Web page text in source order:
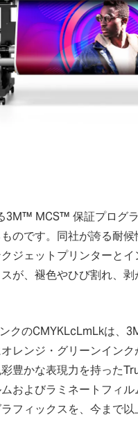
3M™ MCS™ 保証プログ
のです。同社が誇る耐
ジェットプリンターと
が、褪色やひび割れ、
クのCMYKLcLmLkは、
レンジ・グリーンイン
豊かな表現力を持った
およびラミネートフィ
フィックスを、今まで以